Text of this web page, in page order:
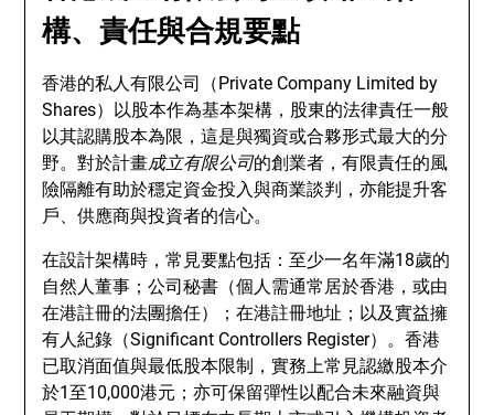
構、責任與合規要點
香港的私人有限公司（Private Company Limited by
Shares）以股本作為基本架構，股東的法律責任一般
以其認購股本為限，這是與獨資或合夥形式最大的分
野。對於計畫成立有限公司的創業者，有限責任的風
險隔離有助於穩定資金投入與商業談判，亦能提升客
戶、供應商與投資者的信心。
在設計架構時，常見要點包括：至少一名年滿18歲的
自然人董事；公司秘書（個人需通常居於香港，或由
在港註冊的法團擔任）；在港註冊地址；以及實益擁
有人紀錄（Significant Controllers Register）。香港
已取消面值與最低股本限制，實務上常見認繳股本介
於1至10,000港元；亦可保留彈性以配合未來融資與